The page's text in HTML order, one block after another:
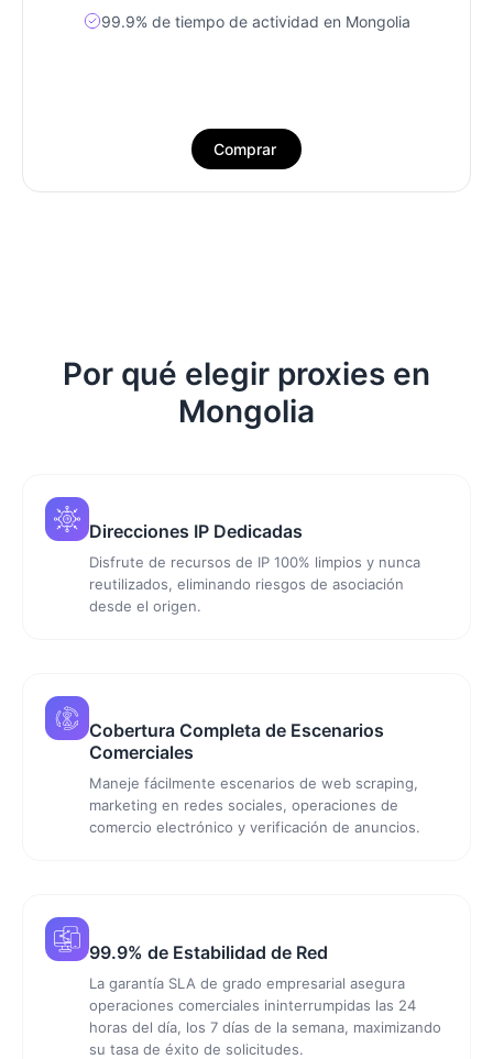
99.9% de tiempo de actividad en Mongolia
Comprar
Por qué elegir proxies en
Mongolia
Direcciones IP Dedicadas
Disfrute de recursos de IP 100% limpios y nunca
reutilizados, eliminando riesgos de asociación
desde el origen.
Cobertura Completa de Escenarios
Comerciales
Maneje fácilmente escenarios de web scraping,
marketing en redes sociales, operaciones de
comercio electrónico y verificación de anuncios.
99.9% de Estabilidad de Red
La garantía SLA de grado empresarial asegura
operaciones comerciales ininterrumpidas las 24
horas del día, los 7 días de la semana, maximizando
su tasa de éxito de solicitudes.